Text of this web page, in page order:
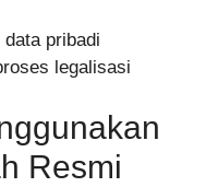
pribadi
legalisasi
Resmi